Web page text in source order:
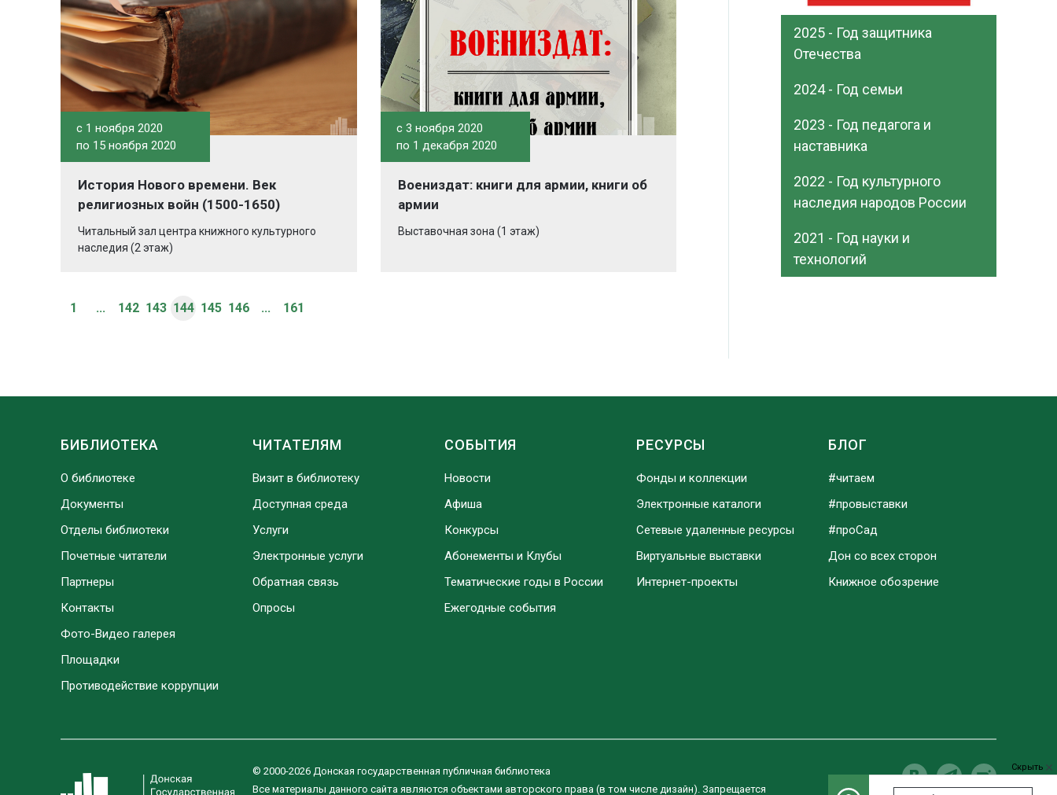
c 1 ноября 2020
по 15 ноября 2020
История Нового времени. Век
религиозных войн (1500-1650)
Читальный зал центра книжного культурного
наследия (2 этаж)
c 3 ноября 2020
по 1 декабря 2020
Воениздат: книги для армии, книги об
армии
Выставочная зона (1 этаж)
1 ... 142 143 144 145 146 ... 161
2025 - Год защитника
Отечества
2024 - Год семьи
2023 - Год педагога и
наставника
2022 - Год культурного
наследия народов России
2021 - Год науки и
технологий
Скрыть
БИБЛИОТЕКА
О библиотеке
Документы
Отделы библиотеки
Почетные читатели
Партнеры
Контакты
Фото-Видео галерея
Площадки
Противодействие коррупции
ЧИТАТЕЛЯМ
Визит в библиотеку
Доступная среда
Услуги
Электронные услуги
Обратная связь
Опросы
СОБЫТИЯ
Новости
Афиша
Конкурсы
Абонементы и Клубы
Тематические годы в России
Ежегодные события
РЕСУРСЫ
Фонды и коллекции
Электронные каталоги
Сетевые удаленные ресурсы
Виртуальные выставки
Интернет-проекты
БЛОГ
#читаем
#провыставки
#проСад
Дон со всех сторон
Книжное обозрение
© 2000-2026 Донская государственная публичная библиотека
Все материалы данного сайта являются объектами авторского права (в том числе дизайн). Запрещается